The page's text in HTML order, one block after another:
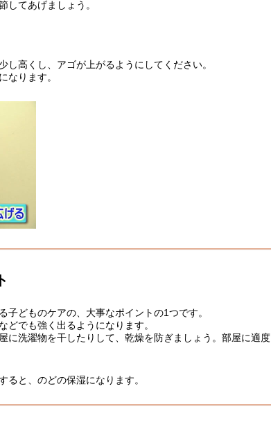
してあげましょう。
高くし、アゴが上がるようにしてください。
なります。
子どものケアの、大事なポイントの1つです。
どでも強く出るようになります。
に洗濯物を干したりして、乾燥を防ぎましょう。部屋に適度
ると、のどの保湿になります。